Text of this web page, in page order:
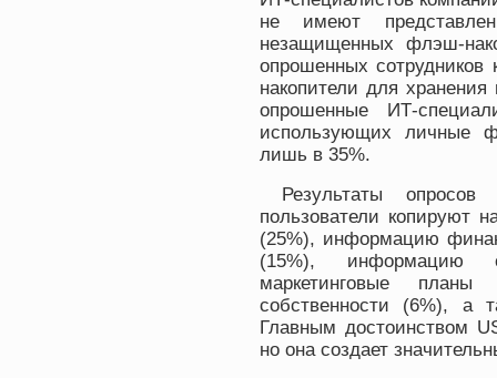
не имеют
незащищенных флэш-
опрошенных
накопители для
опрошенные ИТ-
использующих личные
лишь в 35%.
Результаты
пользователи копируют
(25%), информацию
(15%), информацию
маркетинговые планы
собственности (6%), а
Главным достоинством
но она создает